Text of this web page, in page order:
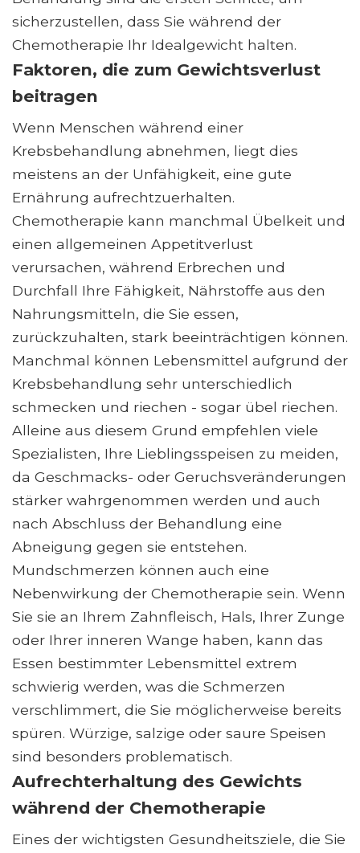
sicherzustellen, dass Sie während der
Chemotherapie Ihr Idealgewicht halten.
Faktoren, die zum Gewichtsverlust
beitragen
Wenn Menschen während einer
Krebsbehandlung abnehmen, liegt dies
meistens an der Unfähigkeit, eine gute
Ernährung aufrechtzuerhalten.
Chemotherapie kann manchmal Übelkeit und
einen allgemeinen Appetitverlust
verursachen, während Erbrechen und
Durchfall Ihre Fähigkeit, Nährstoffe aus den
Nahrungsmitteln, die Sie essen,
zurückzuhalten, stark beeinträchtigen können.
Manchmal können Lebensmittel aufgrund der
Krebsbehandlung sehr unterschiedlich
schmecken und riechen - sogar übel riechen.
Alleine aus diesem Grund empfehlen viele
Spezialisten, Ihre Lieblingsspeisen zu meiden,
da Geschmacks- oder Geruchsveränderungen
stärker wahrgenommen werden und auch
nach Abschluss der Behandlung eine
Abneigung gegen sie entstehen.
Mundschmerzen können auch eine
Nebenwirkung der Chemotherapie sein. Wenn
Sie sie an Ihrem Zahnfleisch, Hals, Ihrer Zunge
oder Ihrer inneren Wange haben, kann das
Essen bestimmter Lebensmittel extrem
schwierig werden, was die Schmerzen
verschlimmert, die Sie möglicherweise bereits
spüren. Würzige, salzige oder saure Speisen
sind besonders problematisch.
Aufrechterhaltung des Gewichts
während der Chemotherapie
Eines der wichtigsten Gesundheitsziele, die Sie